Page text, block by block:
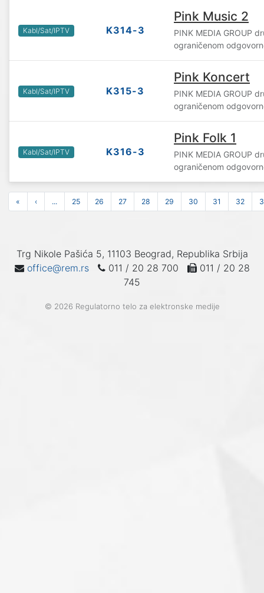
Kabl/Sat/IPTV K314-3
Pink Music 2
PINK MEDIA GROUP
ograničenom
Kabl/Sat/IPTV K315-3
Pink Koncert
PINK MEDIA GROUP
ograničenom
Kabl/Sat/IPTV K316-3
Pink Folk 1
PINK MEDIA GROUP
ograničenom
« ‹ ... 25 26 27 28 29 30 31 32
Trg Nikole Pašića 5, 11103 Beograd, Republika Srbija
office@rem.rs
011 / 20 28 700
011 / 20 28
745
© 2026 Regulatorno telo za elektronske medije